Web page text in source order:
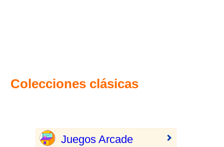
Colecciones clásicas
Juegos Arcade